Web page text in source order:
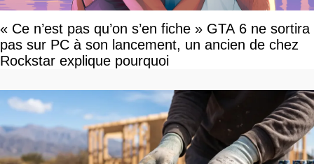
« Ce n’est pas qu’on s’en fiche » GTA 6 ne sortira
pas sur PC à son lancement, un ancien de chez
Rockstar explique pourquoi